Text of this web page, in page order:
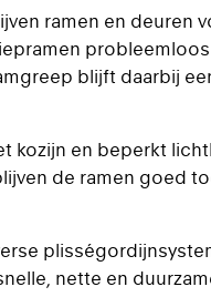
ramen en deuren
blijft daarbij
kozijn en beperkt
de ramen goed
nette en